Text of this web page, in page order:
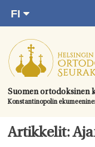
suoraan
sisältöön.
Suomen ortodoksinen
Konstantinopolin
FI
SV
EN
UA
Etusivu
Ajankohtaista
Juhlat &
Kirkot
Artikkelit: